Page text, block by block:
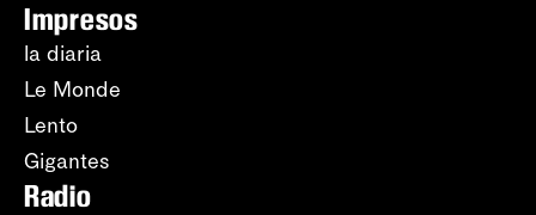
Impresos
la diaria
Le Monde
Lento
Gigantes
Radio